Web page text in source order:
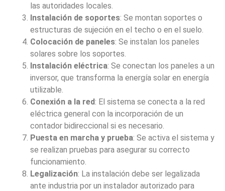
las autoridades locales.
Instalación de soportes: Se montan soportes o
estructuras de sujeción en el techo o en el suelo.
Colocación de paneles: Se instalan los paneles
solares sobre los soportes.
Instalación eléctrica: Se conectan los paneles a un
inversor, que transforma la energía solar en energía
utilizable.
Conexión a la red: El sistema se conecta a la red
eléctrica general con la incorporación de un
contador bidireccional si es necesario.
Puesta en marcha y prueba: Se activa el sistema y
se realizan pruebas para asegurar su correcto
funcionamiento.
Legalización: La instalación debe ser legalizada
ante industria por un instalador autorizado para